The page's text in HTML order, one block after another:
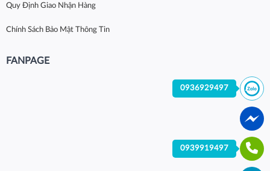
Quy Định Giao Nhận Hàng
Chính Sách Bảo Mật Thông Tin
FANPAGE
0936929497
0939919497